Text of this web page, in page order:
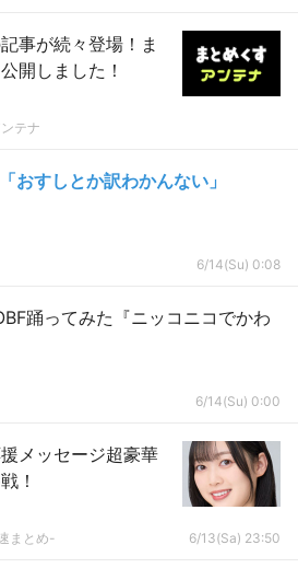
事が続々登場！ま
開しました！
テナ
おすしとか訳わかんない」
6/14(Su) 0:08
踊ってみた『ニッコニコでかわ
6/14(Su) 0:00
メッセージ超豪華
！
まとめ- 6/13(Sa) 23:50